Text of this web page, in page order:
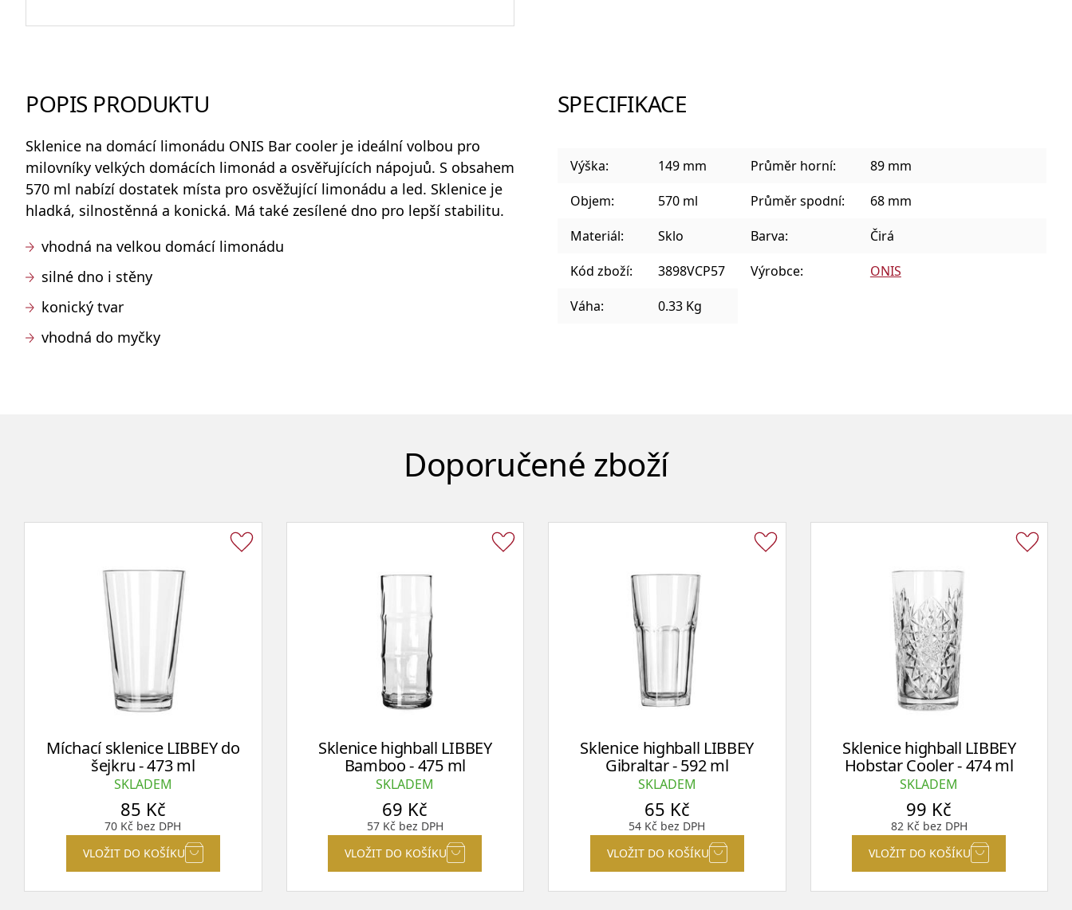
Skleněné dózy na potraviny Designové sklenice na koktejly
POPIS PRODUKTU
Sklenice na domácí limonádu ONIS Bar cooler je ideální volbou pro
milovníky velkých domácích limonád a osvěřujících nápojuů. S obsahem
570 ml nabízí dostatek místa pro osvěžující limonádu a led. Sklenice je
hladká, silnostěnná a konická. Má také zesílené dno pro lepší stabilitu.
vhodná na velkou domácí limonádu
silné dno i stěny
konický tvar
vhodná do myčky
SPECIFIKACE
Výška: 149 mm Průměr horní:
89 mm
Objem:
570 ml Průměr spodní:
68 mm
Materiál:
Sklo Barva:
Čirá
Kód zboží:
3898VCP57 Výrobce:
ONIS
Váha:
0.33 Kg
Doporučené zboží
Míchací sklenice LIBBEY do
šejkru - 473 ml
SKLADEM
85 Kč
70 Kč bez DPH
VLOŽIT DO KOŠÍKU
Sklenice highball LIBBEY
Bamboo - 475 ml
SKLADEM
69 Kč
57 Kčbez DPH
VLOŽIT DO KOŠÍKU
Sklenice highball LIBBEY
Gibraltar - 592 ml
SKLADEM
65 Kč
54 Kč bez DPH
VLOŽIT DO KOŠÍKU
Sklenice highball LIBBEY
Hobstar Cooler - 474 ml
SKLADEM
99 Kč
82 Kčbez DPH
VLOŽIT DO KOŠÍKU